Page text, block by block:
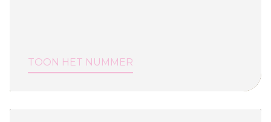
TOON HET NUMMER